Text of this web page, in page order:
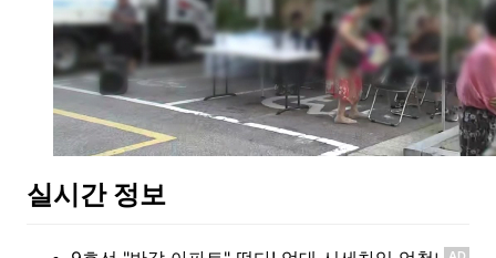
실시간 정보